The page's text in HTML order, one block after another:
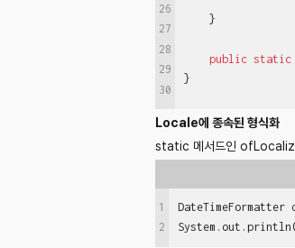
26
27
28
29
30
    }
public static
}
Locale에 종속된 형식화
static 메서드인
1
2
DateTimeFormatter